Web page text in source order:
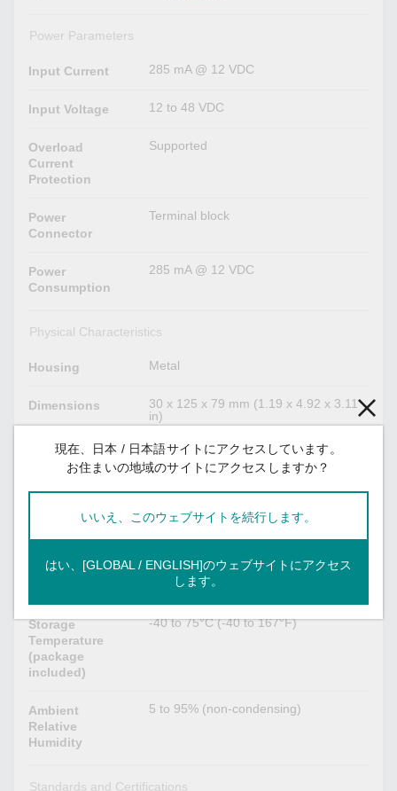
Power Parameters
Input Current 285 mA @ 12 VDC
Input Voltage 12 to 48 VDC
Overload
Current
Protection
Supported
Power
Connector
Terminal block
Power
Consumption
285 mA @ 12 VDC
Physical Characteristics
Housing Metal
Dimensions
30 x 125 x 79 mm (1.19 x 4.92 x 3.11
in)
Weight 170 g (0.37 lb)
Installation DIN-rail mounting
Operating
-40 to 75°C (-40 to 167°F)
Storage
Temperature
(package
included)
-40 to 75°C (-40 to 167°F)
Ambient
Relative
Humidity
5 to 95% (non-condensing)
Standards and Certifications
現在、日本 / 日本語サイトにアクセスしています。
お住まいの地域のサイトにアクセスしますか？
いいえ、このウェブサイトを続行します。
はい、[GLOBAL / ENGLISH]のウェブサイトにアクセス
します。